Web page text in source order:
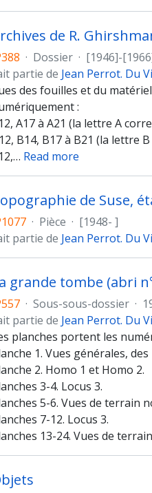
de R.
· Dossier · [1946]-
partie de Jean Perrot. Du
des fouilles et du
:
A17 à A21 (la lettre A
B14, B17 à B21 (la lettre
… Read more
de Suse,
· Pièce · [1948- ]
partie de Jean Perrot. Du
grande tombe (abri
· Sous-sous-dossier ·
partie de Jean Perrot. Du
planches portent les
1. Vues générales,
2. Homo 1 et Homo 2.
3-4. Locus 3.
5-6. Vues de terrain
7-12. Locus 3.
13-24. Vues de